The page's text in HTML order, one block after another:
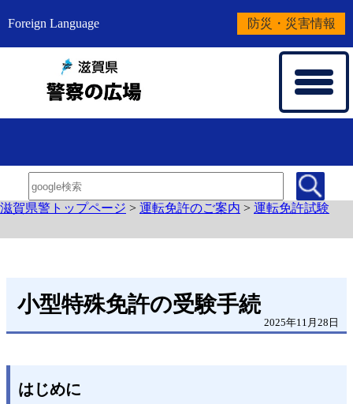
Foreign Language 防災・災害情報
滋賀県警トップページ > 運転免許のご案内 > 運転免許試験
小型特殊免許の受験手続
2025年11月28日
はじめに